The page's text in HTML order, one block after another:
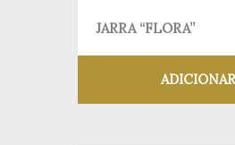
JARRA “FLORA”
ADICIONAR